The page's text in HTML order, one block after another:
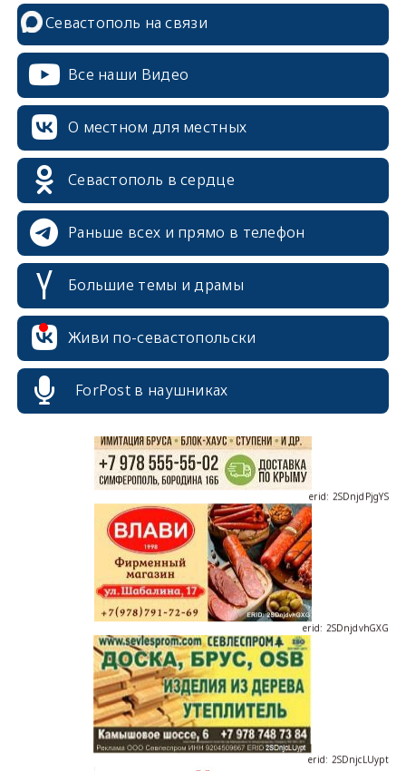
Севастополь на связи
Все наши Видео
О местном для местных
Севастополь в сердце
Раньше всех и прямо в телефон
Большие темы и драмы
Живи по-севастопольски
ForPost в наушниках
erid: 2SDnjcrDNw6
erid: 2SDnjdPjgYS
erid: 2SDnjdvhGXG